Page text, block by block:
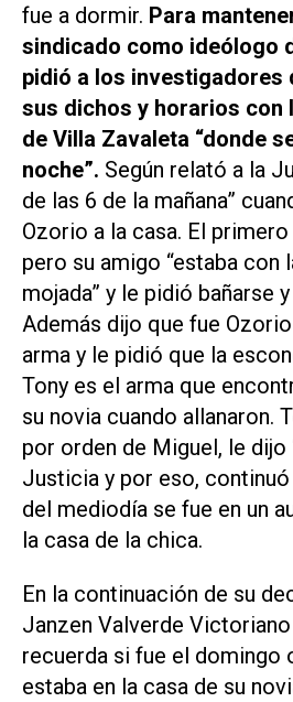
fue a dormir. Para
sindicado como ideólogo
pidió a los investigadores
sus dichos y horarios con
de Villa Zavaleta “donde
noche”. Según relató a la
de las 6 de la mañana”
Ozorio a la casa. El
pero su amigo “estaba con
mojada” y le pidió bañarse
Además dijo que fue
arma y le pidió que la
Tony es el arma que
su novia cuando allanaron.
por orden de Miguel, le dijo
Justicia y por eso,
del mediodía se fue en un
la casa de la chica.
En la continuación de su
Janzen Valverde
recuerda si fue el domingo
estaba en la casa de su